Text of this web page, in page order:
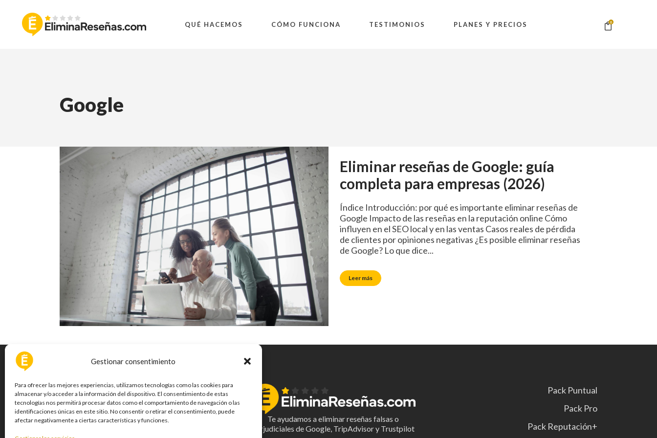
Gestionar consentimiento
Para ofrecer las mejores experiencias, utilizamos tecnologías como las cookies para
almacenar y/o acceder a la información del dispositivo. El consentimiento de estas
tecnologías nos permitirá procesar datos como el comportamiento de navegación o las
identificaciones únicas en este sitio. No consentir o retirar el consentimiento, puede
afectar negativamente a ciertas características y funciones.
0
QUÉ HACEMOS CÓMO FUNCIONA TESTIMONIOS PLANES Y PRECIOS
Google
Eliminar reseñas de Google: guía
completa para empresas (2026)
Índice Introducción: por qué es importante eliminar reseñas de
Google Impacto de las reseñas en la reputación online Cómo
influyen en el SEO local y en las ventas Casos reales de pérdida
de clientes por opiniones negativas ¿Es posible eliminar reseñas
de Google? Lo que dice...
Leer más
Atención al Cliente
Términos y condiciones
Política de privacidad
Te ayudamos a eliminar reseñas falsas o
perjudiciales de Google, TripAdvisor y Trustpilot
Pack Puntual
Pack Pro
Pack Reputación+